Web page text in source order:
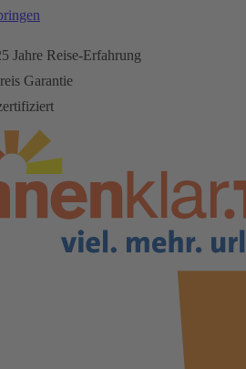
Jahre Reise-Erfahrung
Garantie